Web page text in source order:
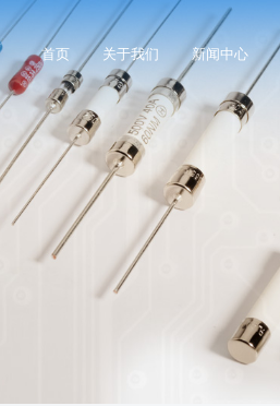
首页 关于我们 新闻中心